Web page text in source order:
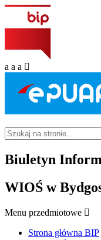
a a a
Biuletyn
WIOŚ w
Menu przedmiotowe
Strona główna BIP